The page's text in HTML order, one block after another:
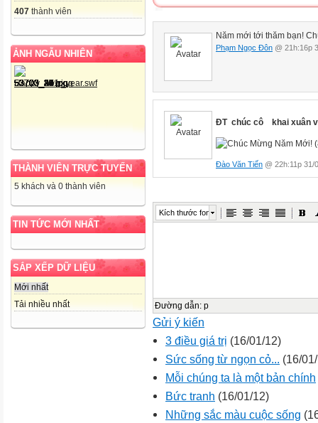
407 thành viên
ẢNH NGẪU NHIÊN
THÀNH VIÊN TRỰC TUYẾN
5 khách và 0 thành viên
TIN TỨC MỚI NHẤT
SẮP XẾP DỮ LIỆU
Mới nhất
Tải nhiều nhất
Năm mới tới thăm bạn!
Phạm Ngọc Đôn @ 21h:16p
ĐT chúc cô khai xuân
Đào Văn Tiến @ 22h:11p 31/
Kích thước font
Đường dẫn: p
Gửi ý kiến
3 điều giá trị (16/01/12)
Sức sống từ ngọn cỏ...
(16/
Mỗi chúng ta là một bản chính
Bức tranh (16/01/12)
Những sắc màu cuộc sống